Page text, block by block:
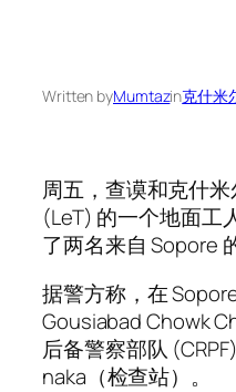
Written byMumtazin克什米
周五，查谟和克什
(LeT) 的一个地面工
了两名来自 Sopore
据警方称，在
Gousiabad Chowk
后备警察部队
naka（检查站）。